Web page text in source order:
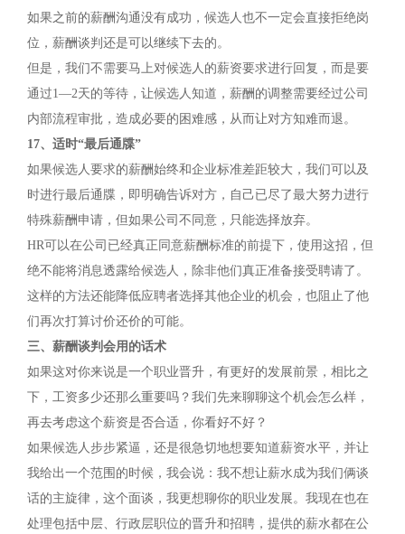
如果之前的薪酬沟通没有成功，候选人也不一定会直接拒绝岗
位，薪酬谈判还是可以继续下去的。
但是，我们不需要马上对候选人的薪资要求进行回复，而是要
通过1—2天的等待，让候选人知道，薪酬的调整需要经过公司
内部流程审批，造成必要的困难感，从而让对方知难而退。
17、适时“最后通牒”
如果候选人要求的薪酬始终和企业标准差距较大，我们可以及
时进行最后通牒，即明确告诉对方，自己已尽了最大努力进行
特殊薪酬申请，但如果公司不同意，只能选择放弃。
HR可以在公司已经真正同意薪酬标准的前提下，使用这招，但
绝不能将消息透露给候选人，除非他们真正准备接受聘请了。
这样的方法还能降低应聘者选择其他企业的机会，也阻止了他
们再次打算讨价还价的可能。
三、薪酬谈判会用的话术
如果这对你来说是一个职业晋升，有更好的发展前景，相比之
下，工资多少还那么重要吗？我们先来聊聊这个机会怎么样，
再去考虑这个薪资是否合适，你看好不好？
如果候选人步步紧逼，还是很急切地想要知道薪资水平，并让
我给出一个范围的时候，我会说：我不想让薪水成为我们俩谈
话的主旋律，这个面谈，我更想聊你的职业发展。我现在也在
处理包括中层、行政层职位的晋升和招聘，提供的薪水都在公